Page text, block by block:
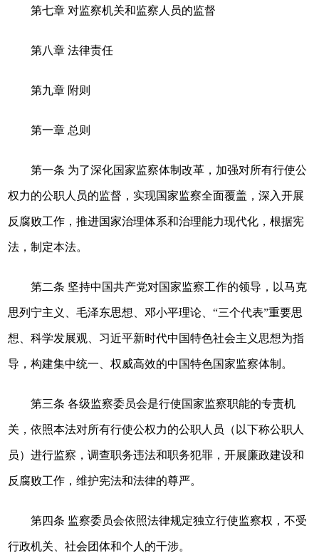
第七章 对监察机关和监察人员的监督
第八章 法律责任
第九章 附则
第一章 总则
第一条 为了深化国家监察体制改革，加强对所有行使公
权力的公职人员的监督，实现国家监察全面覆盖，深入开展
反腐败工作，推进国家治理体系和治理能力现代化，根据宪
法，制定本法。
第二条 坚持中国共产党对国家监察工作的领导，以马克
思列宁主义、毛泽东思想、邓小平理论、“三个代表”重要思
想、科学发展观、习近平新时代中国特色社会主义思想为指
导，构建集中统一、权威高效的中国特色国家监察体制。
第三条 各级监察委员会是行使国家监察职能的专责机
关，依照本法对所有行使公权力的公职人员（以下称公职人
员）进行监察，调查职务违法和职务犯罪，开展廉政建设和
反腐败工作，维护宪法和法律的尊严。
第四条 监察委员会依照法律规定独立行使监察权，不受
行政机关、社会团体和个人的干涉。